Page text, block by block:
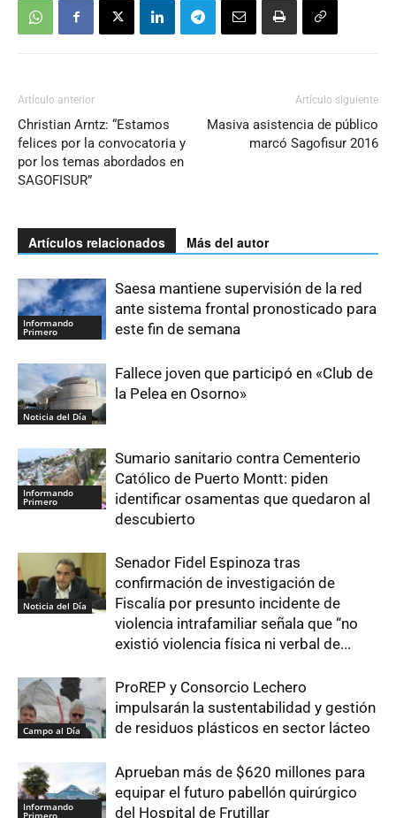
Artículo anterior
Christian Arntz: “Estamos
felices por la convocatoria y
por los temas abordados en
SAGOFISUR”
Artículo siguiente
Masiva asistencia de público
marcó Sagofisur 2016
Artículos relacionados Más del autor
Informando
Primero
Saesa mantiene supervisión de la red
ante sistema frontal pronosticado para
este fin de semana
Noticia del Día
Fallece joven que participó en «Club de
la Pelea en Osorno»
Informando
Primero
Sumario sanitario contra Cementerio
Católico de Puerto Montt: piden
identificar osamentas que quedaron al
descubierto
Noticia del Día
Senador Fidel Espinoza tras
confirmación de investigación de
Fiscalía por presunto incidente de
violencia intrafamiliar señala que “no
existió violencia física ni verbal de...
Campo al Día
ProREP y Consorcio Lechero
impulsarán la sustentabilidad y gestión
de residuos plásticos en sector lácteo
Informando
Primero
Aprueban más de $620 millones para
equipar el futuro pabellón quirúrgico
del Hospital de Frutillar